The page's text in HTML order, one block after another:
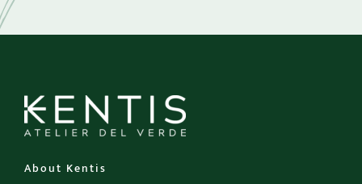
About Kentis